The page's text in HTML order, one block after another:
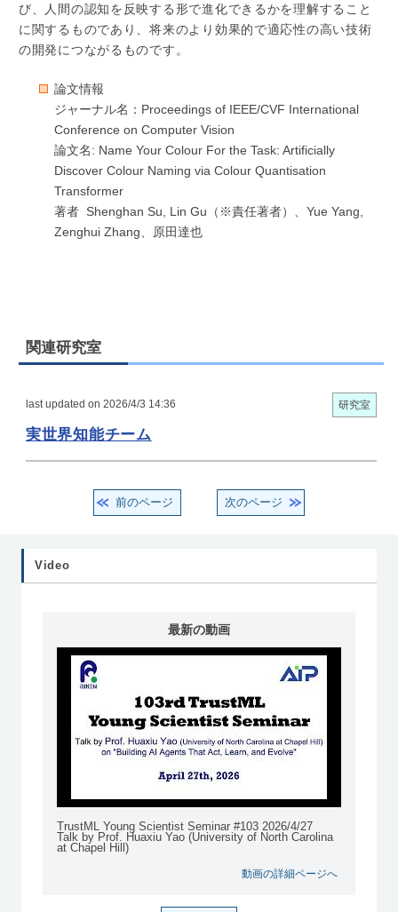
び、人間の認知を反映する形で進化できるかを理解すること
に関するものであり、将来のより効果的で適応性の高い技術
の開発につながるものです。
論文情報
ジャーナル名：Proceedings of IEEE/CVF International
Conference on Computer Vision
論文名: Name Your Colour For the Task: Artificially
Discover Colour Naming via Colour Quantisation
Transformer
著者 Shenghan Su, Lin Gu（※責任著者）、Yue Yang,
Zenghui Zhang、原田達也
関連研究室
last updated on 2026/4/3 14:36 研究室
実世界知能チーム
前のページ 次のページ
Video
最新の動画
TrustML Young Scientist Seminar #103 2026/4/27
Talk by Prof. Huaxiu Yao (University of North Carolina
at Chapel Hill)
動画の詳細ページへ